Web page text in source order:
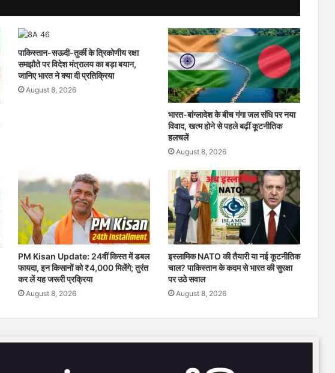
ह
-
चु
ल
हैं
,
का
र्य
क
र्ता
सं
पाकिस्तान-सऊदी-तुर्की के त्रिकोणीय रक्षा
समझौते पर विदेश मंत्रालय का बड़ा बयान,
जानिए भारत ने क्या दी प्रतिक्रिया
August 8, 2026
भारत-बांग्लादेश के बीच गंगा जल संधि पर नया
विवाद, खत्म होने से पहले बढ़ीं कूटनीतिक
हलचलें
August 8, 2026
PM Kisan Update: 24वीं किस्त में डबल
फायदा, इन किसानों को ₹4,000 मिलेंगे; तुरंत
कर लें यह जरूरी प्रक्रिया
August 8, 2026
इस्लामिक NATO की तैयारी या नई कूटनीतिक
चाल? पाकिस्तान के कदम से भारत की सुरक्षा
पर उठे सवाल
August 8, 2026